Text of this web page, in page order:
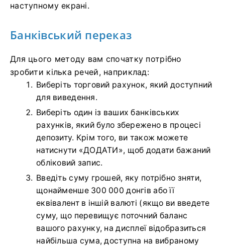
наступному екрані.
Банківський переказ
Для цього методу вам спочатку потрібно
зробити кілька речей, наприклад:
Виберіть торговий рахунок, який доступний
для виведення.
Виберіть один із ваших банківських
рахунків, який було збережено в процесі
депозиту. Крім того, ви також можете
натиснути «ДОДАТИ», щоб додати бажаний
обліковий запис.
Введіть суму грошей, яку потрібно зняти,
щонайменше 300 000 донгів або її
еквівалент в іншій валюті (якщо ви введете
суму, що перевищує поточний баланс
вашого рахунку, на дисплеї відобразиться
найбільша сума, доступна на вибраному